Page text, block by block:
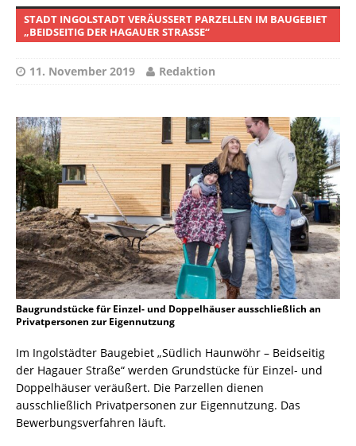
STADT INGOLSTADT VERÄUSSERT PARZELLEN IM BAUGEBIET „
BEIDSEITIG DER HAGAUER STRASSE“
11. November 2019 Redaktion
Baugrundstücke für Einzel- und Doppelhäuser ausschließlich an
Privatpersonen zur Eigennutzung
Im Ingolstädter Baugebiet „Südlich Haunwöhr – Beidseitig
der Hagauer Straße“ werden Grundstücke für Einzel- und
Doppelhäuser veräußert. Die Parzellen dienen
ausschließlich Privatpersonen zur Eigennutzung. Das
Bewerbungsverfahren läuft.